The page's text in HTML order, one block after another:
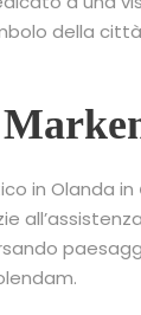
della
in Olanda in